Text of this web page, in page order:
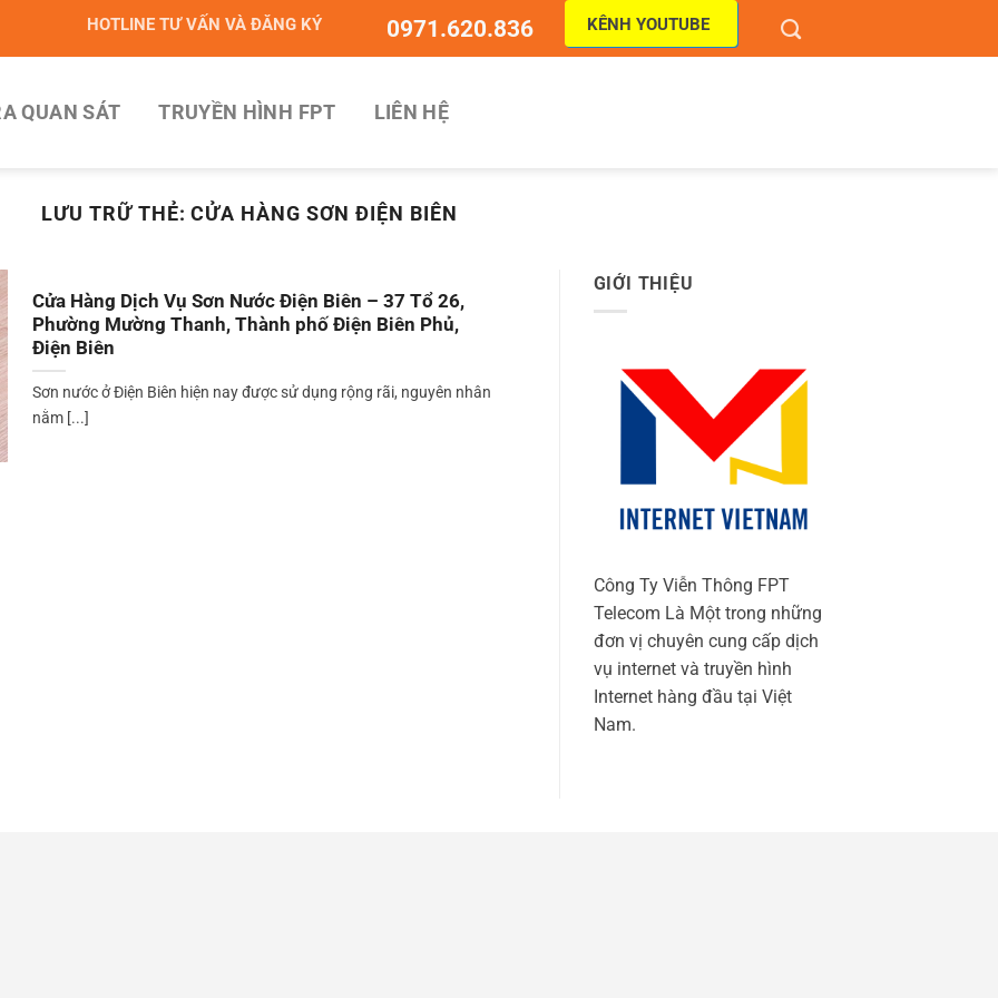
HOTLINE TƯ VẤN VÀ ĐĂNG KÝ 0971.620.836 KÊNH YOUTUBE
QUAN SÁT TRUYỀN HÌNH FPT LIÊN HỆ
LƯU TRỮ THẺ:CỬA HÀNG SƠN ĐIỆN BIÊN
Cửa Hàng Dịch Vụ Sơn Nước Điện Biên – 37 Tổ 26,
Phường Mường Thanh, Thành phố Điện Biên Phủ,
Điện Biên
Sơn nước ở Điện Biên hiện nay được sử dụng rộng rãi, nguyên nhân
nằm [...]
GIỚI THIỆU
Công Ty Viễn Thông FPT
Telecom Là Một trong những
đơn vị chuyên cung cấp dịch
vụ internet và truyền hình
Internet hàng đầu tại Việt
Nam.